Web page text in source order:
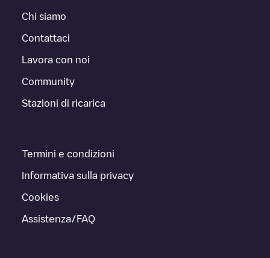
Chi siamo
Contattaci
Lavora con noi
Community
Stazioni di ricarica
Termini e condizioni
Informativa sulla privacy
Cookies
Assistenza/FAQ